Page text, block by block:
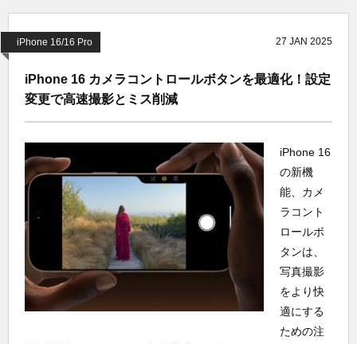
iPhone 16/16 Pro 27 JAN 2025
iPhone 16 カメラコントロールボタンを最適化！設定
変更で高速撮影とミス削減
iPhone 16
の新機
能、カメ
ラコント
ロールボ
タンは、
写真撮影
をより快
適にする
ための注